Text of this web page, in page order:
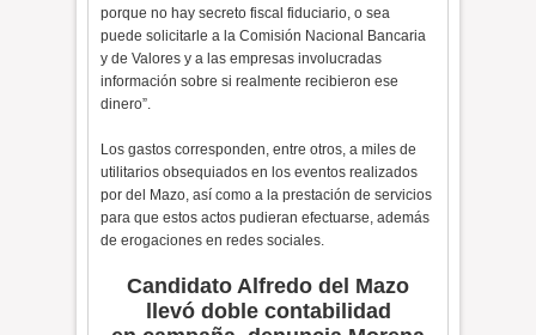
porque no hay secreto fiscal fiduciario, o sea
puede solicitarle a la Comisión Nacional Bancaria
y de Valores y a las empresas involucradas
información sobre si realmente recibieron ese
dinero”.
Los gastos corresponden, entre otros, a miles de
utilitarios obsequiados en los eventos realizados
por del Mazo, así como a la prestación de servicios
para que estos actos pudieran efectuarse, además
de erogaciones en redes sociales.
Candidato Alfredo del Mazo
llevó doble contabilidad